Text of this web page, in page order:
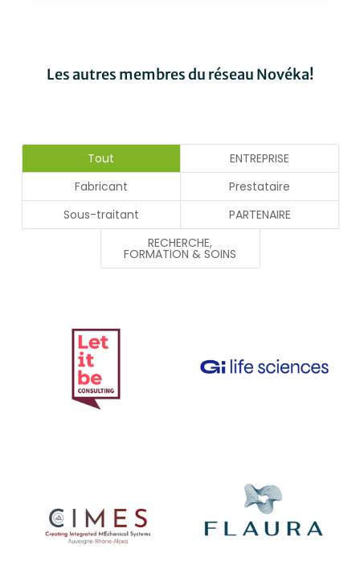
Les autres membres du réseau Novéka!
Tout
ENTREPRISE
Fabricant
Prestataire
Sous-traitant
PARTENAIRE
RECHERCHE,
FORMATION & SOINS